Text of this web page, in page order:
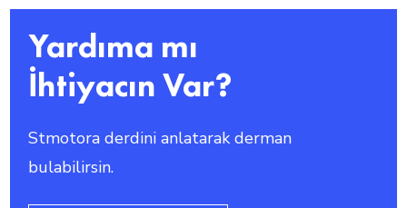
Yardıma mı
İhtiyacın Var?
Stmotora derdini anlatarak derman
bulabilirsin.